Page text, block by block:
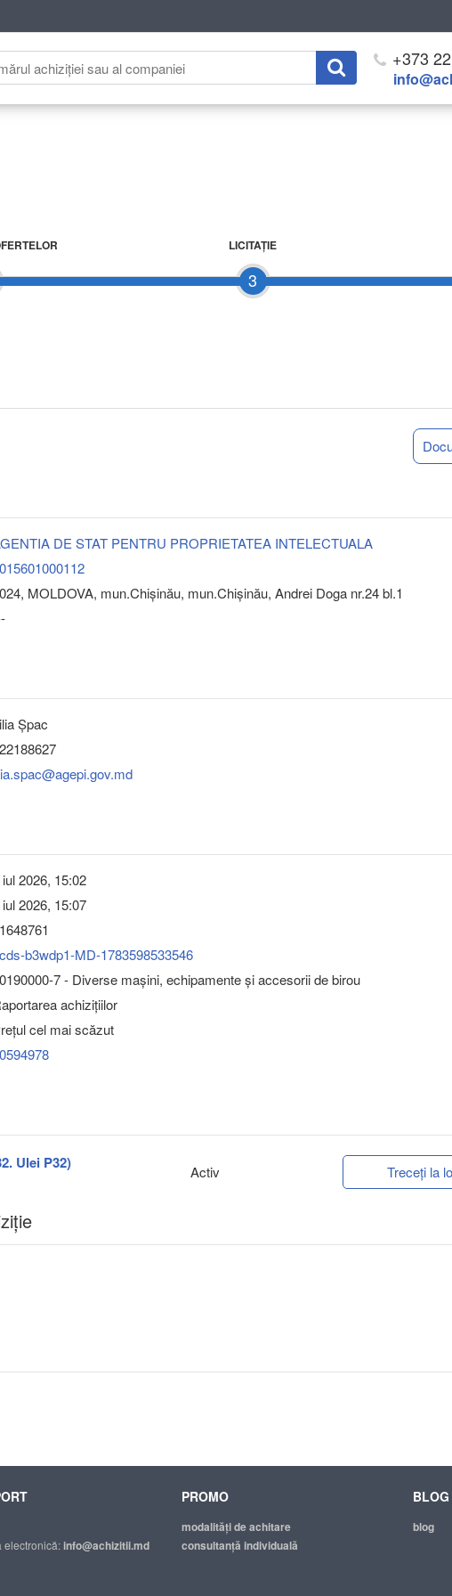
+373
3
LICITAŢIE
DE STAT PENTRU PROPRIETATEA INTELECTUALA
MOLDOVA, mun.Chişinău, mun.Chişinău, Andrei Doga nr.24 bl.1
Șpac
2026, 15:02
2026, 15:07
b3wdp1-MD-1783598533546
7 - Diverse maşini, echipamente şi accesorii de birou
achizițiilor
cel mai scăzut
Ulei P32) Activ Treceți la
electronică:info@achizitii.md
PROMO
modalităţi de achitare
consultanță individuală
BLOG
blog